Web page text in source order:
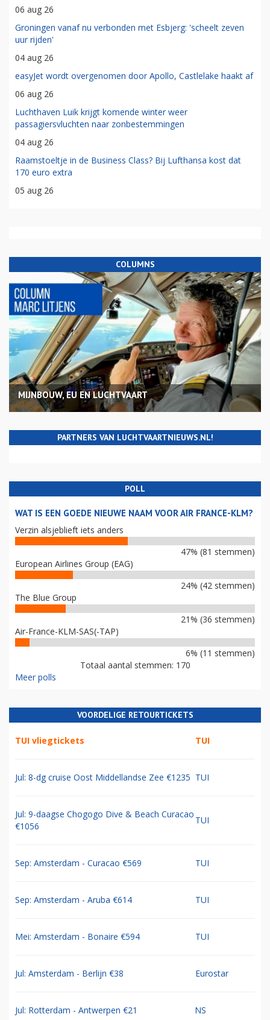
06 aug 26
Groningen vanaf nu verbonden met Esbjerg: 'scheelt zeven
uur rijden'
04 aug 26
easyJet wordt overgenomen door Apollo, Castlelake haakt af
06 aug 26
Luchthaven Luik krijgt komende winter weer
passagiersvluchten naar zonbestemmingen
04 aug 26
Raamstoeltje in de Business Class? Bij Lufthansa kost dat
170 euro extra
05 aug 26
COLUMNS
MIJNBOUW, EU EN LUCHTVAART
PARTNERS VAN LUCHTVAARTNIEUWS.NL!
POLL
WAT IS EEN GOEDE NIEUWE NAAM VOOR AIR FRANCE-KLM?
Verzin alsjeblieft iets anders
47% (81 stemmen)
European Airlines Group (EAG)
24% (42 stemmen)
The Blue Group
21% (36 stemmen)
Air-France-KLM-SAS(-TAP)
6% (11 stemmen)
Totaal aantal stemmen: 170
Meer polls
VOORDELIGE RETOURTICKETS
TUI vliegtickets TUI
Jul: 8-dg cruise Oost Middellandse Zee €1235 TUI
Jul: 9-daagse Chogogo Dive & Beach Curacao
€1056
TUI
Sep: Amsterdam - Curacao €569 TUI
Sep: Amsterdam - Aruba €614 TUI
Mei: Amsterdam - Bonaire €594 TUI
Jul: Amsterdam - Berlijn €38 Eurostar
Jul: Rotterdam - Antwerpen €21 NS